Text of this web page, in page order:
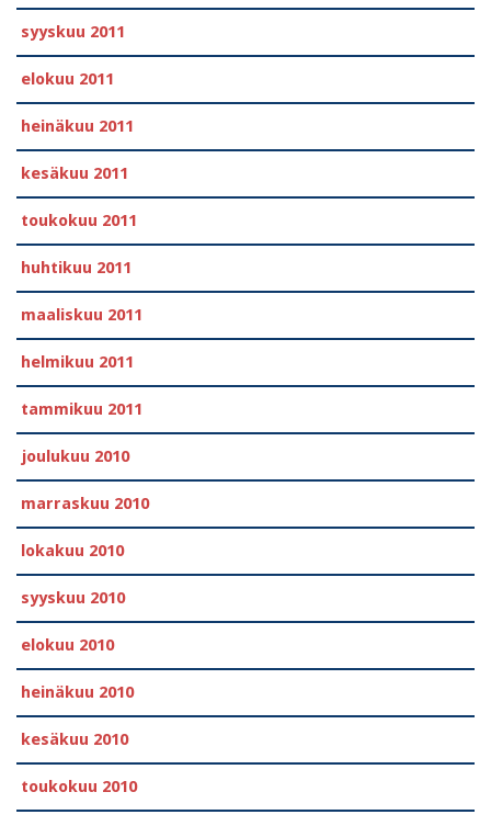
syyskuu 2011
elokuu 2011
heinäkuu 2011
kesäkuu 2011
toukokuu 2011
huhtikuu 2011
maaliskuu 2011
helmikuu 2011
tammikuu 2011
joulukuu 2010
marraskuu 2010
lokakuu 2010
syyskuu 2010
elokuu 2010
heinäkuu 2010
kesäkuu 2010
toukokuu 2010